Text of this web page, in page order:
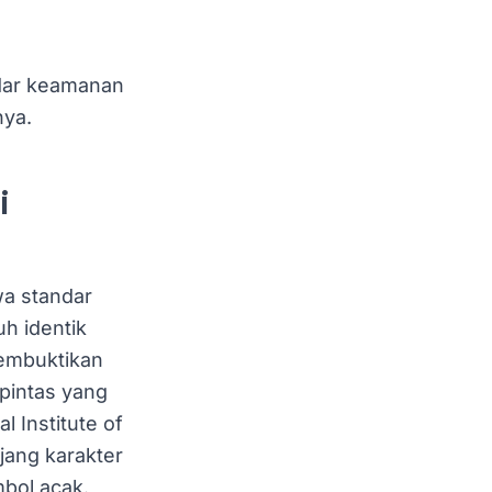
keamanan
standar
identik
yang
Institute of
karakter
acak.